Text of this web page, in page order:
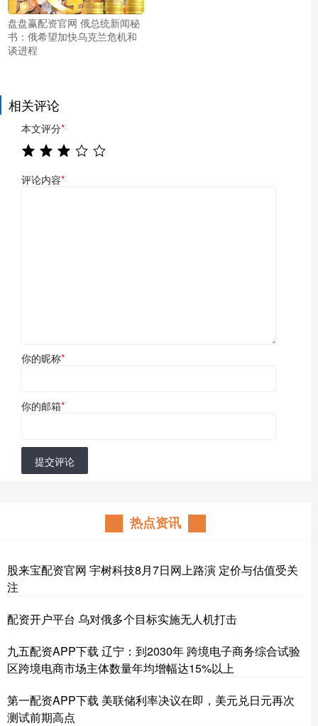
盘盘赢配资官网 俄总统新闻秘
书：俄希望加快乌克兰危机和
谈进程
相关评论
本文评分*
评论内容*
你的昵称*
你的邮箱*
提交评论
热点资讯
股来宝配资官网 宇树科技8月7日网上路演 定价与估值受关
注
配资开户平台 乌对俄多个目标实施无人机打击
九五配资APP下载 辽宁：到2030年 跨境电子商务综合试验
区跨境电商市场主体数量年均增幅达15%以上
第一配资APP下载 美联储利率决议在即，美元兑日元再次
测试前期高点